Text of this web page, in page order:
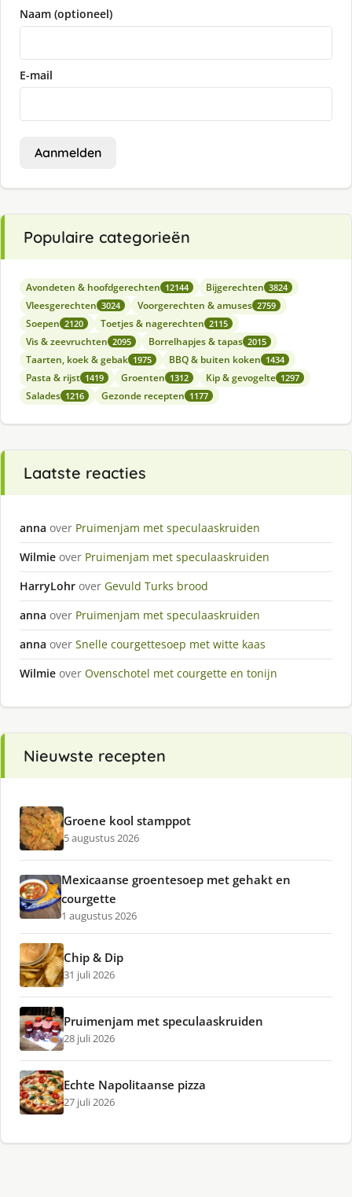
Naam (optioneel)
E-mail
Aanmelden
Populaire categorieën
Avondeten & hoofdgerechten 12144 Bijgerechten 3824
Vleesgerechten 3024 Voorgerechten & amuses 2759
Soepen 2120 Toetjes & nagerechten 2115
Vis & zeevruchten 2095 Borrelhapjes & tapas 2015
Taarten, koek & gebak 1975 BBQ & buiten koken 1434
Pasta & rijst 1419 Groenten 1312 Kip & gevogelte 1297
Salades 1216 Gezonde recepten 1177
Laatste reacties
anna over Pruimenjam met speculaaskruiden
Wilmie over Pruimenjam met speculaaskruiden
HarryLohr over Gevuld Turks brood
anna over Pruimenjam met speculaaskruiden
anna over Snelle courgettesoep met witte kaas
Wilmie over Ovenschotel met courgette en tonijn
Nieuwste recepten
Groene kool stamppot
5 augustus 2026
Mexicaanse groentesoep met gehakt en
courgette
1 augustus 2026
Chip & Dip
31 juli 2026
Pruimenjam met speculaaskruiden
28 juli 2026
Echte Napolitaanse pizza
27 juli 2026